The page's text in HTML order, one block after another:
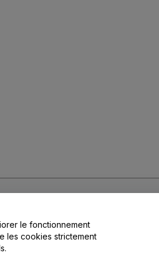
le fonctionnement
les cookies strictement